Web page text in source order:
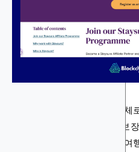
영국 기반 여행 보험 제공업
가진 사람들을 전문적으로 보
인구층에 중점을 두고 단일